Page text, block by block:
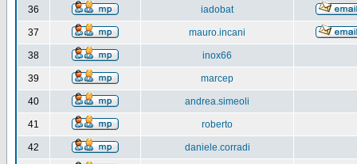
36 iadobat
37 mauro.incani
38 inox66
39 marcep
40 andrea.simeoli
41 roberto
42 daniele.corradi